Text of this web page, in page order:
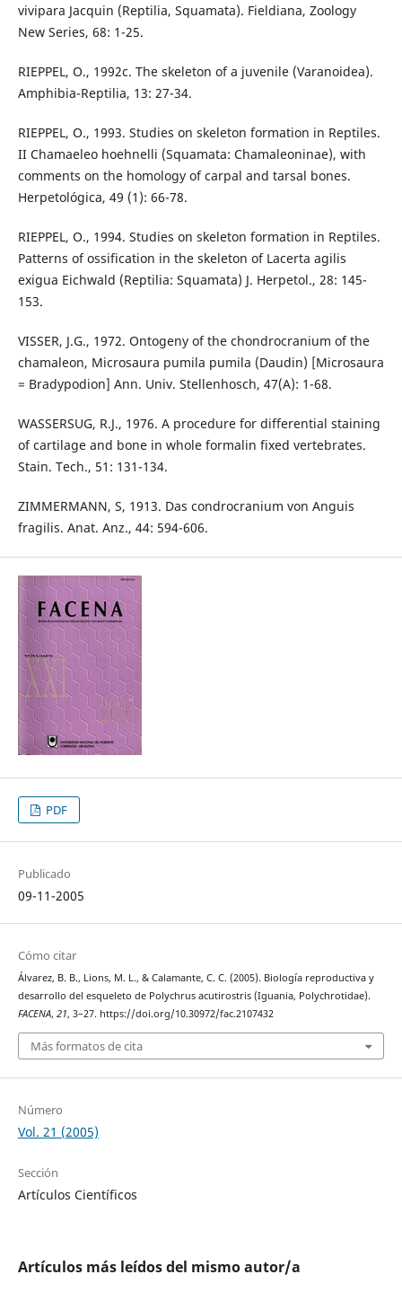
vivipara Jacquin (Reptilia, Squamata). Fieldiana, Zoology
New Series, 68: 1-25.
RIEPPEL, O., 1992c. The skeleton of a juvenile (Varanoidea).
Amphibia-Reptilia, 13: 27-34.
RIEPPEL, O., 1993. Studies on skeleton formation in Reptiles.
II Chamaeleo hoehnelli (Squamata: Chamaleoninae), with
comments on the homology of carpal and tarsal bones.
Herpetológica, 49 (1): 66-78.
RIEPPEL, O., 1994. Studies on skeleton formation in Reptiles.
Patterns of ossification in the skeleton of Lacerta agilis
exigua Eichwald (Reptilia: Squamata) J. Herpetol., 28: 145-
153.
VISSER, J.G., 1972. Ontogeny of the chondrocranium of the
chamaleon, Microsaura pumila pumila (Daudin) [Microsaura
= Bradypodion] Ann. Univ. Stellenhosch, 47(A): 1-68.
WASSERSUG, R.J., 1976. A procedure for differential staining
of cartilage and bone in whole formalin fixed vertebrates.
Stain. Tech., 51: 131-134.
ZIMMERMANN, S, 1913. Das condrocranium von Anguis
fragilis. Anat. Anz., 44: 594-606.
PDF
Publicado
09-11-2005
Cómo citar
Álvarez, B. B., Lions, M. L., & Calamante, C. C. (2005). Biología reproductiva y
desarrollo del esqueleto de Polychrus acutirostris (Iguania, Polychrotidae).
FACENA, 21, 3–27. https://doi.org/10.30972/fac.2107432
Más formatos de cita
Número
Vol. 21 (2005)
Sección
Artículos Científicos
Artículos más leídos del mismo autor/a